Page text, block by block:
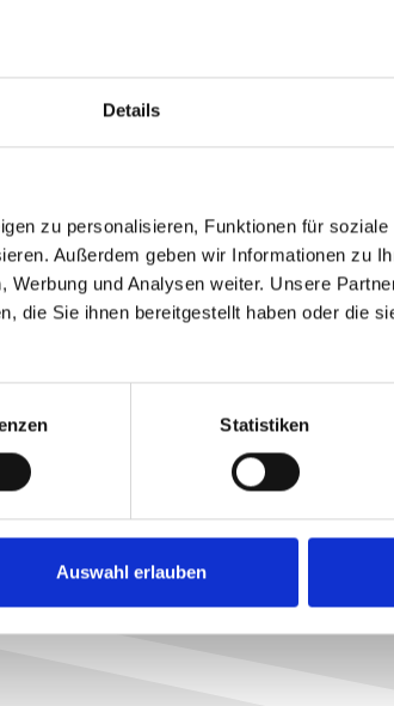
Details
zu personalisieren, Funktionen für
Außerdem geben wir Informationen zu
und Analysen weiter. Unsere
die Sie ihnen bereitgestellt haben oder die
Statistiken
Auswahl erlauben